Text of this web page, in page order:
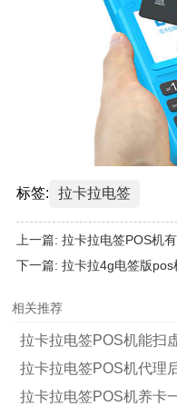
标签: 拉卡拉电签
上一篇: 拉卡拉电签POS机
下一篇: 拉卡拉4g电签版pos
相关推荐
拉卡拉电签POS机能扫
拉卡拉电签POS机代理
拉卡拉电签POS机养卡